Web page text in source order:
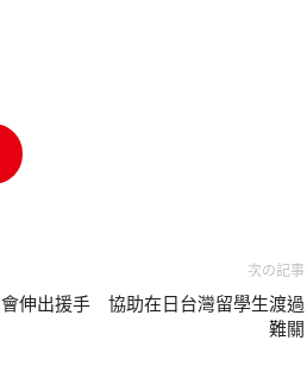
次の記事
伸出援手 協助在日台灣留學生渡過
難關